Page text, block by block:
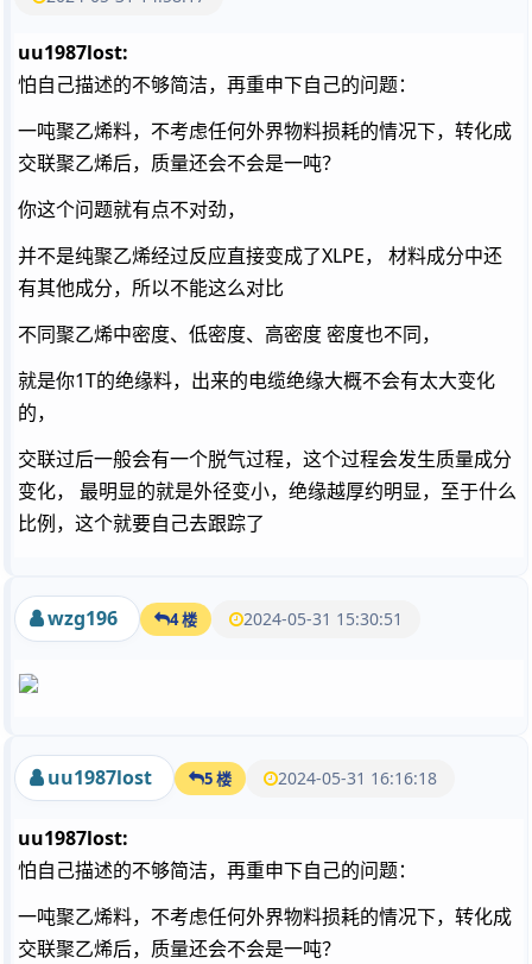
uu1987lost:
怕自己描述的不够简洁，再重申下自己的问题：
一吨聚乙烯料，不考虑任何外界物料损耗的情况下，转化成
交联聚乙烯后，质量还会不会是一吨？
你这个问题就有点不对劲，
并不是纯聚乙烯经过反应直接变成了XLPE， 材料成分中还
有其他成分，所以不能这么对比
不同聚乙烯中密度、低密度、高密度 密度也不同，
就是你1T的绝缘料，出来的电缆绝缘大概不会有太大变化
的，
交联过后一般会有一个脱气过程，这个过程会发生质量成分
变化， 最明显的就是外径变小，绝缘越厚约明显，至于什么
比例，这个就要自己去跟踪了
wzg196 4 楼 2024-05-31 15:30:51
uu1987lost 5 楼 2024-05-31 16:16:18
uu1987lost:
怕自己描述的不够简洁，再重申下自己的问题：
一吨聚乙烯料，不考虑任何外界物料损耗的情况下，转化成
交联聚乙烯后，质量还会不会是一吨？